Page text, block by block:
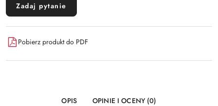
Zadaj pytanie
Pobierz produkt do PDF
OPIS OPINIE I OCENY (0)